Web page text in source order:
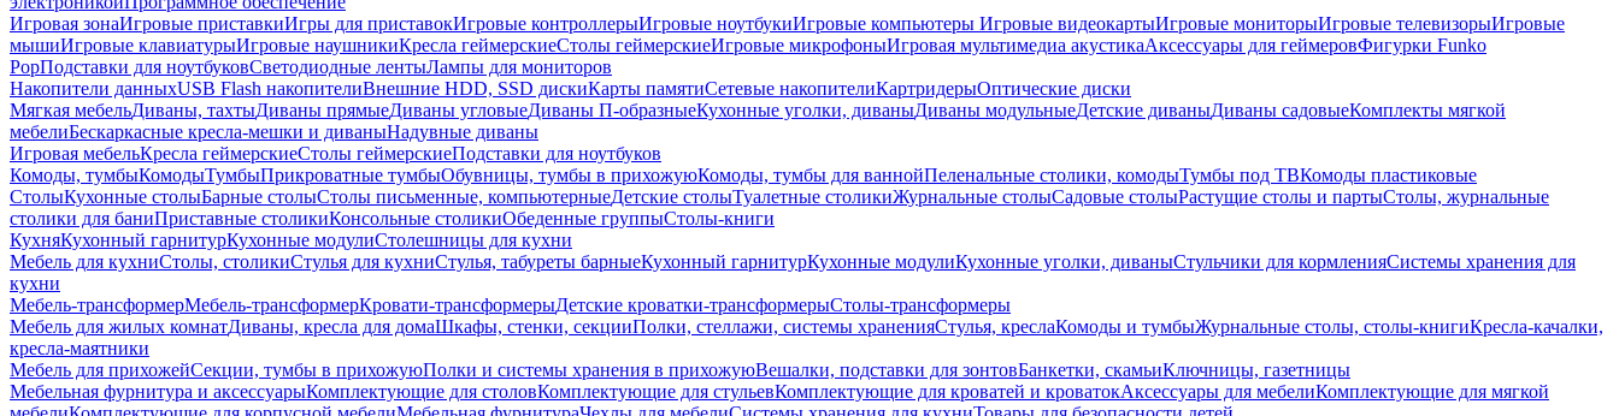
Игровая зонаИгровые приставкиИгры для приставокИгровые контроллерыИгровые ноутбукиИгровые компьютеры Игровые видеокартыИгровые мониторыИгровые телевизорыИгровые
мышиИгровые клавиатурыИгровые наушникиКресла геймерскиеСтолы геймерскиеИгровые микрофоныИгровая мультимедиа акустикаАксессуары для геймеровФигурки Funko
PopПодставки для ноутбуковСветодиодные лентыЛампы для мониторов
Накопители данныхUSB Flash накопителиВнешние HDD, SSD дискиКарты памятиСетевые накопителиКартридерыОптические диски
Мягкая мебельДиваны, тахтыДиваны прямыеДиваны угловыеДиваны П-образныеКухонные уголки, диваныДиваны модульныеДетские диваныДиваны садовыеКомплекты мягкой
мебелиБескаркасные кресла-мешки и диваныНадувные диваны
Игровая мебельКресла геймерскиеСтолы геймерскиеПодставки для ноутбуков
Комоды, тумбыКомодыТумбыПрикроватные тумбыОбувницы, тумбы в прихожуюКомоды, тумбы для ваннойПеленальные столики, комодыТумбы под ТВКомоды пластиковые
СтолыКухонные столыБарные столыСтолы письменные, компьютерныеДетские столыТуалетные столикиЖурнальные столыСадовые столыРастущие столы и партыСтолы, журнальные
столики для баниПриставные столикиКонсольные столикиОбеденные группыСтолы-книги
КухняКухонный гарнитурКухонные модулиСтолешницы для кухни
Мебель для кухниСтолы, столикиСтулья для кухниСтулья, табуреты барныеКухонный гарнитурКухонные модулиКухонные уголки, диваныСтульчики для кормленияСистемы хранения для
кухни
Мебель-трансформерМебель-трансформерКровати-трансформерыДетские кроватки-трансформерыСтолы-трансформеры
Мебель для жилых комнатДиваны, кресла для домаШкафы, стенки, секцииПолки, стеллажи, системы храненияСтулья, креслаКомоды и тумбыЖурнальные столы, столы-книгиКресла-качалки,
кресла-маятники
Мебель для прихожейСекции, тумбы в прихожуюПолки и системы хранения в прихожуюВешалки, подставки для зонтовБанкетки, скамьиКлючницы, газетницы
Мебельная фурнитура и аксессуарыКомплектующие для столовКомплектующие для стульевКомплектующие для кроватей и кроватокАксессуары для мебелиКомплектующие для мягкой